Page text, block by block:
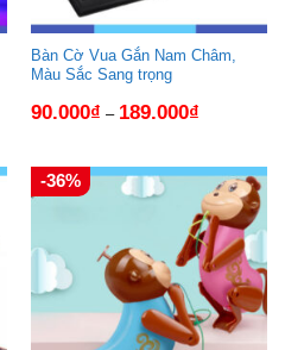
Bàn Cờ Vua Gắn Nam Châm,
Màu Sắc Sang trọng
90.000₫ – 189.000₫
-36%